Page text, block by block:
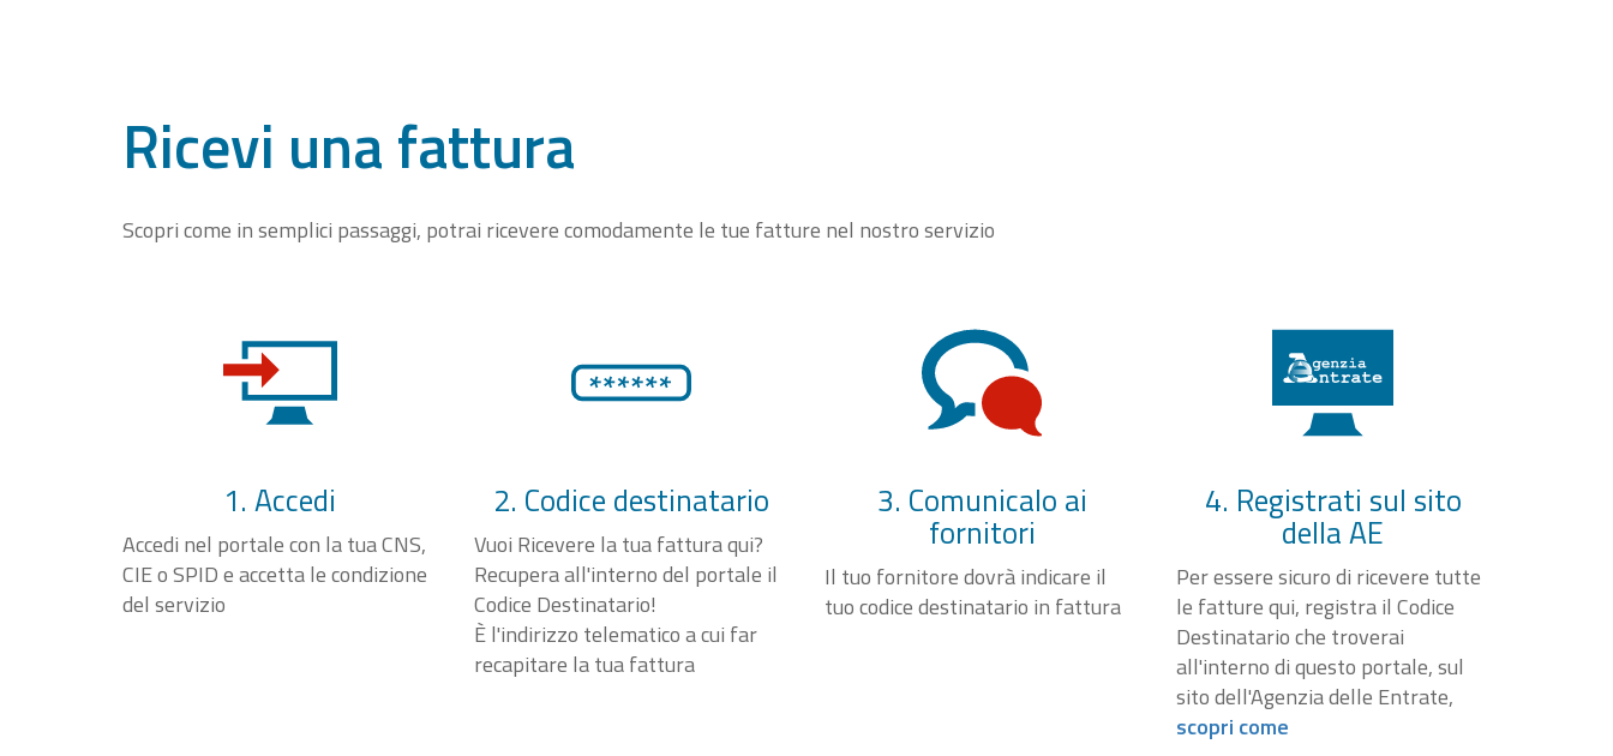
Ricevi una fattura
Scopri come in semplici passaggi, potrai ricevere comodamente le tue fatture nel nostro servizio
1. Accedi
Accedi nel portale con la tua CNS,
CIE o SPID e accetta le condizione
del servizio
2. Codice destinatario
Vuoi Ricevere la tua fattura qui?
Recupera all'interno del portale il
Codice Destinatario!
È l'indirizzo telematico a cui far
recapitare la tua fattura
3. Comunicalo ai
fornitori
Il tuo fornitore dovrà indicare il
tuo codice destinatario in fattura
4. Registrati sul sito
della AE
Per essere sicuro di ricevere tutte
le fatture qui, registra il Codice
Destinatario che troverai
all'interno di questo portale, sul
sito dell'Agenzia delle Entrate,
scopri come